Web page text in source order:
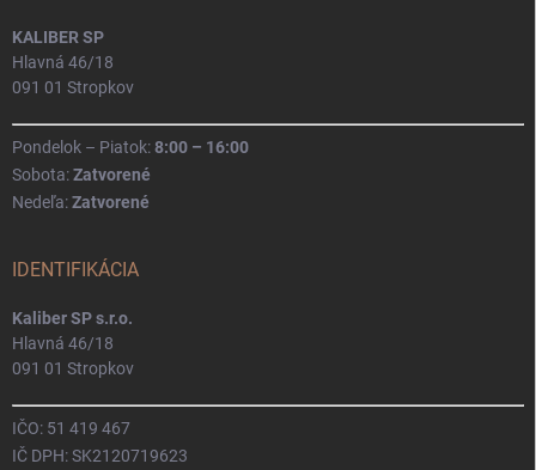
KALIBER SP
Hlavná 46/18
091 01 Stropkov
Pondelok – Piatok:8:00 – 16:00
Sobota:Zatvorené
Nedeľa:Zatvorené
IDENTIFIKÁCIA
Kaliber SP s.r.o.
Hlavná 46/18
091 01 Stropkov
IČO: 51 419 467
IČ DPH: SK2120719623